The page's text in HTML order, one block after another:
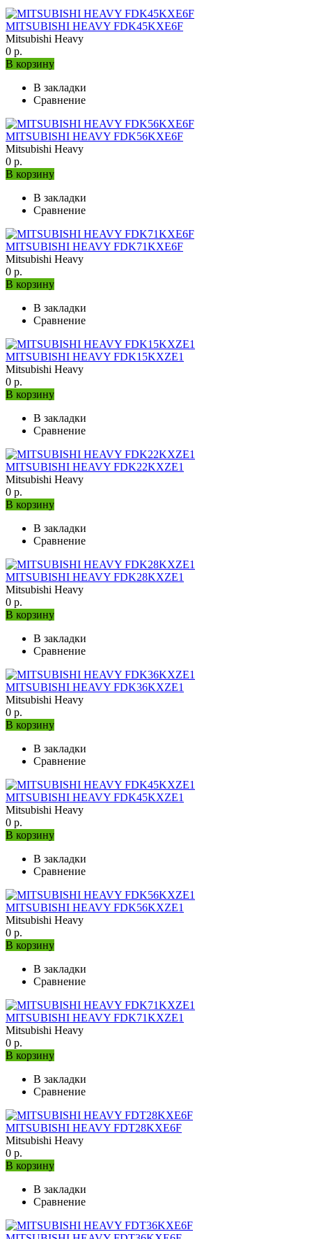
MITSUBISHI HEAVY FDK45KXE6F
Mitsubishi Heavy
0 р.
В корзину
В закладки
Сравнение
MITSUBISHI HEAVY FDK56KXE6F
Mitsubishi Heavy
0 р.
В корзину
В закладки
Сравнение
MITSUBISHI HEAVY FDK71KXE6F
Mitsubishi Heavy
0 р.
В корзину
В закладки
Сравнение
MITSUBISHI HEAVY FDK15KXZE1
Mitsubishi Heavy
0 р.
В корзину
В закладки
Сравнение
MITSUBISHI HEAVY FDK22KXZE1
Mitsubishi Heavy
0 р.
В корзину
В закладки
Сравнение
MITSUBISHI HEAVY FDK28KXZE1
Mitsubishi Heavy
0 р.
В корзину
В закладки
Сравнение
MITSUBISHI HEAVY FDK36KXZE1
Mitsubishi Heavy
0 р.
В корзину
В закладки
Сравнение
MITSUBISHI HEAVY FDK45KXZE1
Mitsubishi Heavy
0 р.
В корзину
В закладки
Сравнение
MITSUBISHI HEAVY FDK56KXZE1
Mitsubishi Heavy
0 р.
В корзину
В закладки
Сравнение
MITSUBISHI HEAVY FDK71KXZE1
Mitsubishi Heavy
0 р.
В корзину
В закладки
Сравнение
MITSUBISHI HEAVY FDT28KXE6F
Mitsubishi Heavy
0 р.
В корзину
В закладки
Сравнение